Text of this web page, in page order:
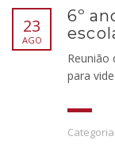
23
AGO
6º
Reunião
para
Categoria: